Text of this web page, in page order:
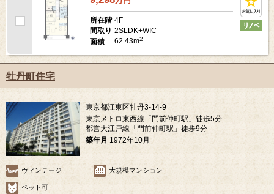
所在階 4F
間取り 2SLDK+WIC
面積
62.43m2
牡丹町住宅
東京都江東区牡丹3-14-9
東京メトロ東西線「門前仲町駅」徒歩5分
都営大江戸線「門前仲町駅」徒歩9分
築年月 1972年10月
ヴィンテージ 大規模マンション
ペット可